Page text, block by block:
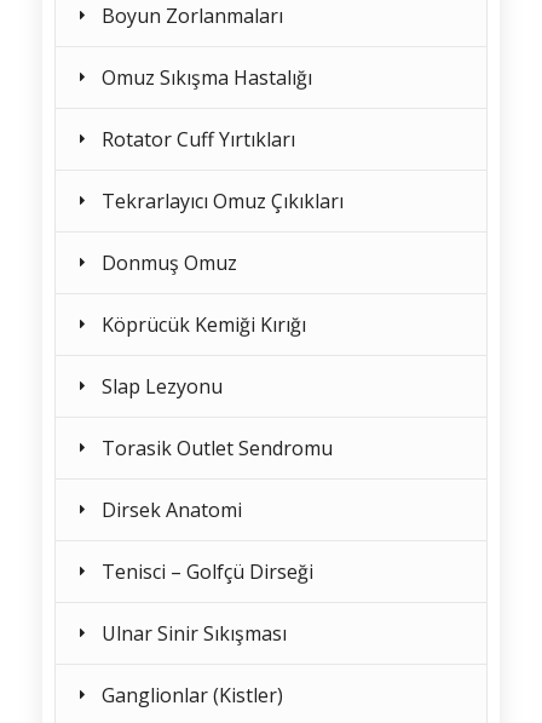
Boyun Zorlanmaları
Omuz Sıkışma Hastalığı
Rotator Cuff Yırtıkları
Tekrarlayıcı Omuz Çıkıkları
Donmuş Omuz
Köprücük Kemiği Kırığı
Slap Lezyonu
Torasik Outlet Sendromu
Dirsek Anatomi
Tenisci – Golfçü Dirseği
Ulnar Sinir Sıkışması
Ganglionlar (Kistler)